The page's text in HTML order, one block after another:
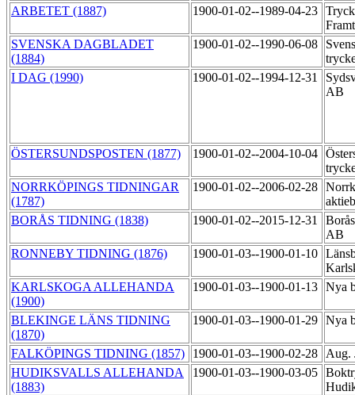
ARBETET (1887)
1900-01-02--1989-04-23
SVENSKA DAGBLADET
(1884)
1900-01-02--1990-06-08
I DAG (1990)
1900-01-02--1994-12-31
AB
ÖSTERSUNDSPOSTEN (1877) 1900-01-02--2004-10-04
NORRKÖPINGS TIDNINGAR
(1787)
1900-01-02--2006-02-28
BORÅS TIDNING (1838)
1900-01-02--2015-12-31
AB
RONNEBY TIDNING (1876)
1900-01-03--1900-01-10
KARLSKOGA ALLEHANDA
(1900)
1900-01-03--1900-01-13 Nya
BLEKINGE LÄNS TIDNING
(1870)
1900-01-03--1900-01-29 Nya
FALKÖPINGS TIDNING (1857) 1900-01-03--1900-02-28
Aug.
HUDIKSVALLS ALLEHANDA
(1883)
1900-01-03--1900-03-05